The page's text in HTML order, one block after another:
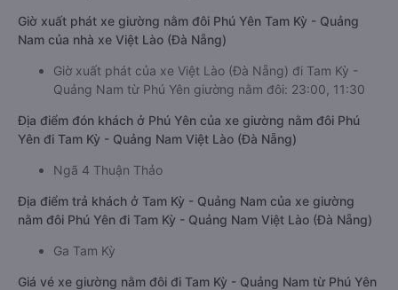
Giờ xuất phát xe giường nằm đôi Phú Yên Tam Kỳ - Quảng
Nam của nhà xe Việt Lào (Đà Nẵng)
Giờ xuất phát của xe Việt Lào (Đà Nẵng) đi Tam Kỳ -
Quảng Nam từ Phú Yên giường nằm đôi: 23:00, 11:30
Địa điểm đón khách ở Phú Yên của xe giường nằm đôi Phú
Yên đi Tam Kỳ - Quảng Nam Việt Lào (Đà Nẵng)
Ngã 4 Thuận Thảo
Địa điểm trả khách ở Tam Kỳ - Quảng Nam của xe giường
nằm đôi Phú Yên đi Tam Kỳ - Quảng Nam Việt Lào (Đà Nẵng)
Ga Tam Kỳ
Giá vé xe giường nằm đôi đi Tam Kỳ - Quảng Nam từ Phú Yên